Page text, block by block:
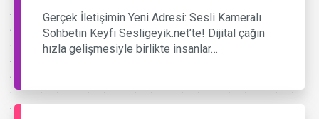
Gerçek İletişimin Yeni Adresi: Sesli Kameralı
Sohbetin Keyfi Sesligeyik.net’te! Dijital çağın
hızla gelişmesiyle birlikte insanlar…